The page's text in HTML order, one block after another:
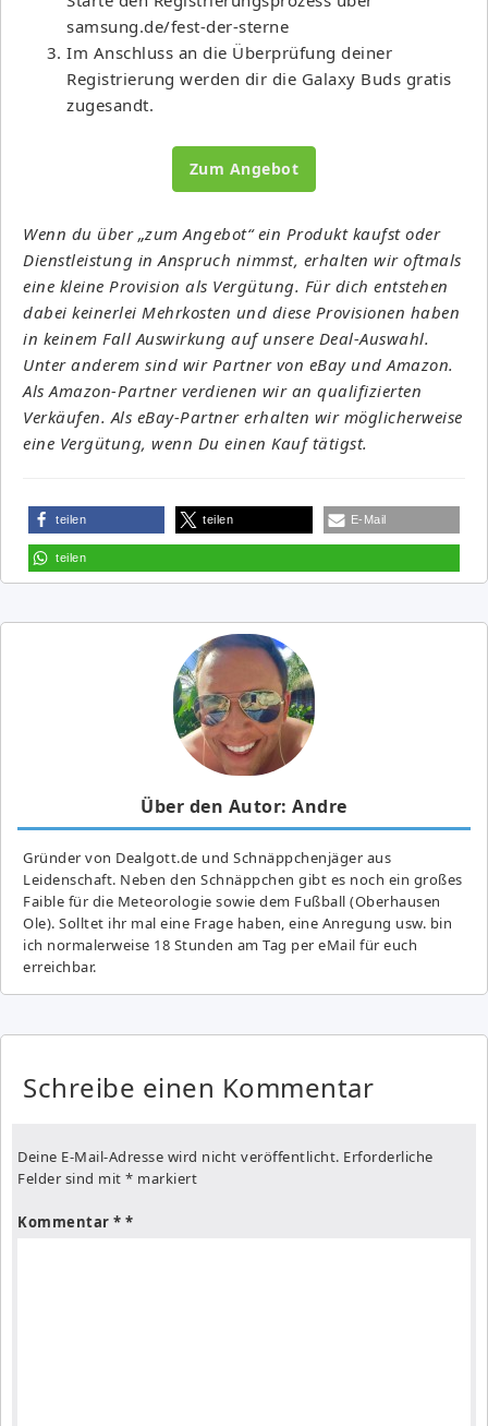
samsung.de/fest-der-sterne
Im Anschluss an die Überprüfung deiner
Registrierung werden dir die Galaxy Buds gratis
zugesandt.
Zum Angebot
Wenn du über „zum Angebot“ ein Produkt kaufst oder
Dienstleistung in Anspruch nimmst, erhalten wir oftmals
eine kleine Provision als Vergütung. Für dich entstehen
dabei keinerlei Mehrkosten und diese Provisionen haben
in keinem Fall Auswirkung auf unsere Deal-Auswahl.
Unter anderem sind wir Partner von eBay und Amazon.
Als Amazon-Partner verdienen wir an qualifizierten
Verkäufen. Als eBay-Partner erhalten wir möglicherweise
eine Vergütung, wenn Du einen Kauf tätigst.
teilen teilen E-Mail
teilen
Über den Autor: Andre
Gründer von Dealgott.de und Schnäppchenjäger aus
Leidenschaft. Neben den Schnäppchen gibt es noch ein großes
Fai­ble für die Meteorologie sowie dem Fußball (Oberhausen
Ole). Solltet ihr mal eine Frage haben, eine Anregung usw. bin
ich normalerweise 18 Stunden am Tag per eMail für euch
erreichbar.
Schreibe einen Kommentar
Deine E-Mail-Adresse wird nicht veröffentlicht. Erforderliche
Felder sind mit * markiert
Kommentar *